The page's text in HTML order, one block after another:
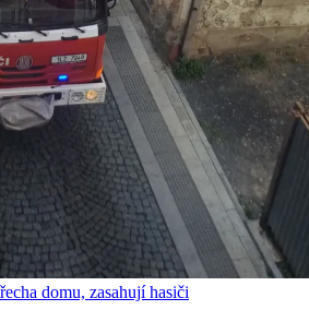
domu, zasahují hasiči